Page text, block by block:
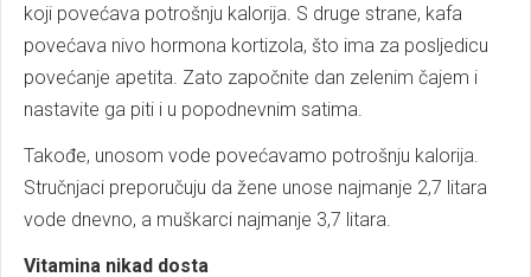
koji povećava potrošnju kalorija. S druge strane, kafa
povećava nivo hormona kortizola, što ima za posljedicu
povećanje apetita. Zato započnite dan zelenim čajem i
nastavite ga piti i u popodnevnim satima.
Takođe, unosom vode povećavamo potrošnju kalorija.
Stručnjaci preporučuju da žene unose najmanje 2,7 litara
vode dnevno, a muškarci najmanje 3,7 litara.
Vitamina nikad dosta